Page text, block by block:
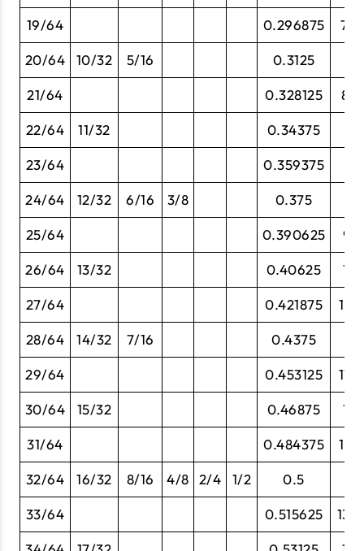
19/64 0.296875
20/64 10/32 5/16 0.3125
21/64 0.328125
22/64 11/32 0.34375
23/64 0.359375
24/64 12/32 6/16 3/8 0.375
25/64 0.390625
26/64 13/32 0.40625
27/64 0.421875
28/64 14/32 7/16 0.4375
29/64 0.453125
30/64 15/32 0.46875
31/64 0.484375
32/64 16/32 8/16 4/8 2/4 1/2 0.5
33/64 0.515625